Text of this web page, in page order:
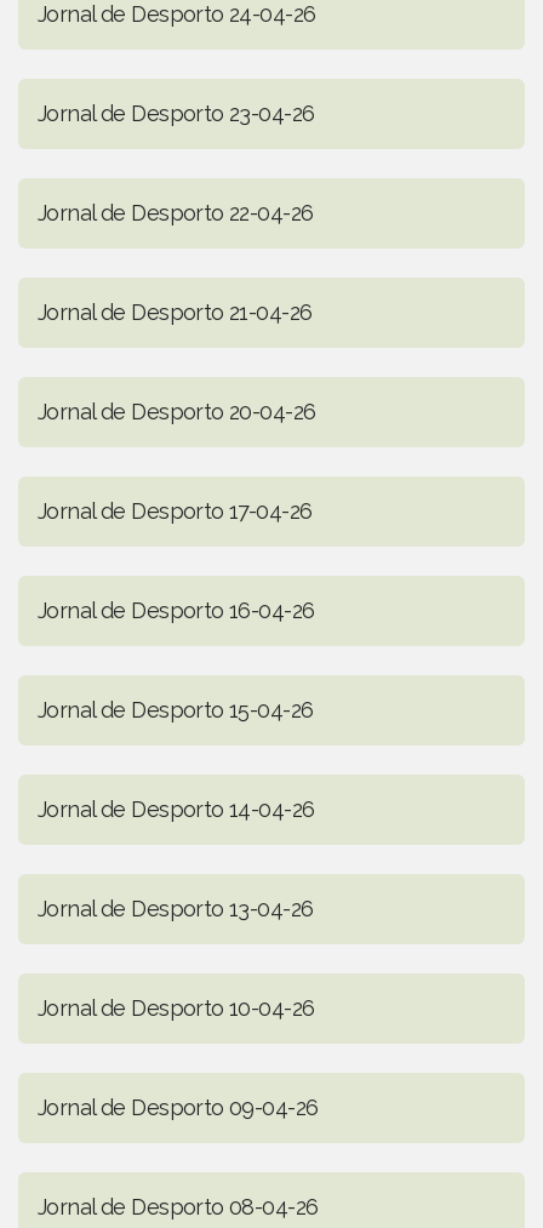
Jornal de Desporto 24-04-26
Jornal de Desporto 23-04-26
Jornal de Desporto 22-04-26
Jornal de Desporto 21-04-26
Jornal de Desporto 20-04-26
Jornal de Desporto 17-04-26
Jornal de Desporto 16-04-26
Jornal de Desporto 15-04-26
Jornal de Desporto 14-04-26
Jornal de Desporto 13-04-26
Jornal de Desporto 10-04-26
Jornal de Desporto 09-04-26
Jornal de Desporto 08-04-26